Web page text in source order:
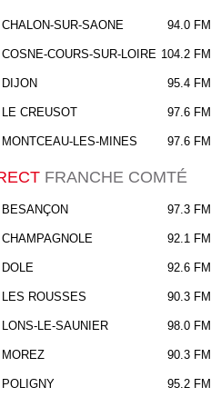
CHALON-SUR-SAONE 94.0 FM
COSNE-COURS-SUR-LOIRE 104.2 FM
DIJON 95.4 FM
LE CREUSOT 97.6 FM
MONTCEAU-LES-MINES 97.6 FM
FRANCHE COMTÉ
BESANÇON 97.3 FM
CHAMPAGNOLE 92.1 FM
DOLE 92.6 FM
LES ROUSSES 90.3 FM
LONS-LE-SAUNIER 98.0 FM
MOREZ 90.3 FM
POLIGNY 95.2 FM